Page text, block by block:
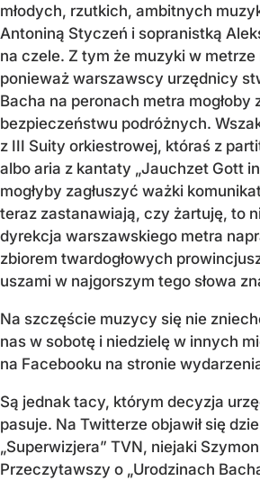
młodych, rzutkich, ambitnych
Antoniną Styczeń i sopranistką
na czele. Z tym że muzyki w
ponieważ warszawscy urzędnicy
Bacha na peronach metra mogłoby
bezpieczeństwu podróżnych.
z III Suity orkiestrowej, któraś z
albo aria z kantaty „Jauchzet Gott
mogłyby zagłuszyć ważki
teraz zastanawiają, czy żartuję, to
dyrekcja warszawskiego metra
zbiorem twardogłowych
uszami w najgorszym tego słowa
Na szczęście muzycy się nie
nas w sobotę i niedzielę w innych
na Facebooku na stronie
Są jednak tacy, którym decyzja
pasuje. Na Twitterze objawił się
„Superwizjera” TVN, niejaki
Przeczytawszy o „Urodzinach